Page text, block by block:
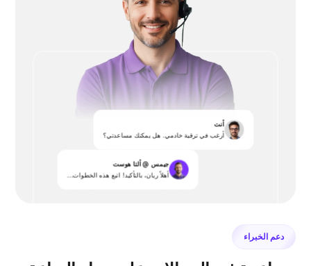
أنت
أرغب في ترقية خادمي. هل يمكنك مساعدتي؟
جيمس @ ألتا هوست
أهلاً ريان، بالتأكيد! اتبع هذه الخطوات...
دعم الخبراء